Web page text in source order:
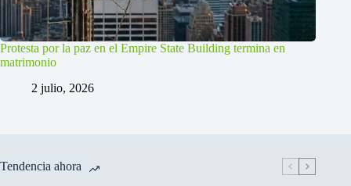
Protesta por la paz en el Empire State Building termina en
matrimonio
2 julio, 2026
Tendencia ahora